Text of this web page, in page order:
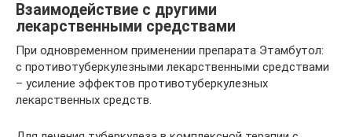
Взаимодействие с другими
лекарственными средствами
При одновременном применении препарата Этамбутол:
с противотуберкулезными лекарственными средствами
– усиление эффектов противотуберкулезных
лекарственных средств.